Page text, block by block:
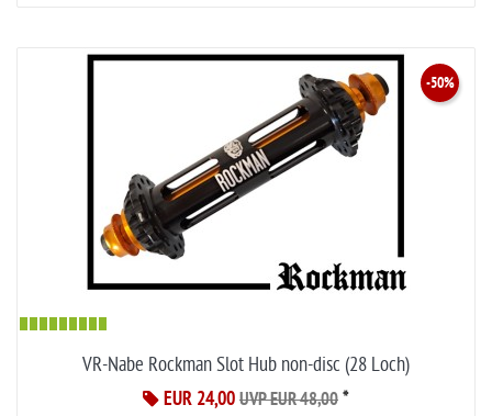
VR-Nabe Rockman Slot Hub non-disc (28 Loch)
EUR 24,00
-50%
UVP EUR 48,00 *